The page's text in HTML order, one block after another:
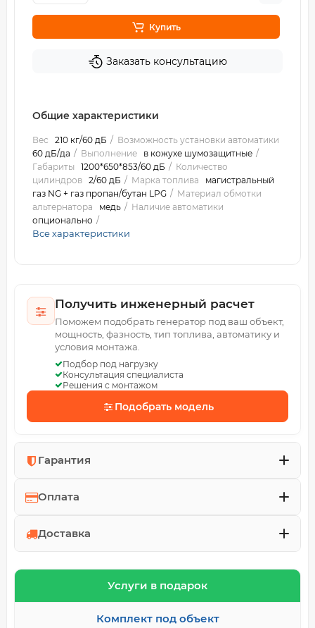
Купить
Заказать консультацию
Общие характеристики
Вес 210 кг/60 дБ
Возможность установки автоматики
60 дБ/да
Выполнение
в кожухе шумозащитные
Габариты
1200*650*853/60 дБ
Количество
цилиндров 2/60 дБ Марка топлива
магистральный
газ NG + газ пропан/бутан LPG
Материал обмотки
альтернатора
медь
Наличие автоматики
опционально
Все характеристики
Получить инженерный расчет
Поможем подобрать генератор под ваш объект,
мощность, фазность, тип топлива, автоматику и
условия монтажа.
Подбор под нагрузку
Консультация специалиста
Решения с монтажом
Подобрать модель
Гарантия
Оплата
Доставка
Услуги в подарок
Комплект под объект